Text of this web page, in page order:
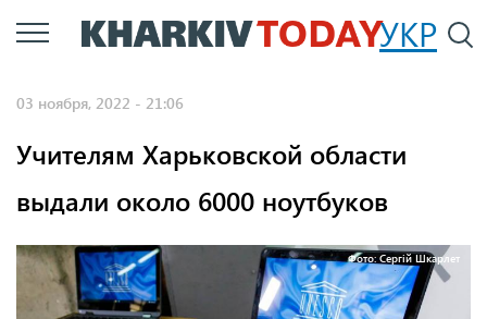
Перейти
к
УКР
03 ноября, 2022 - 21:06
Учителям Харьковской области
выдали около 6000 ноутбуков
Фото: Сергій Шкарлет